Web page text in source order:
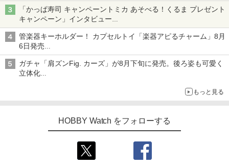
「かっぱ寿司 キャンペーントミカ あそべる！くるま プレゼント
キャンペーン」インタビュー
子どもが楽しめるかっぱ寿司ならではの体験とコラボの楽しさを
追求
管楽器キーホルダー！ カプセルトイ「楽器アピるチャーム」8月
6日発売
チューバ、テナサクなど5種各3色
ガチャ「肩ズンFig. カーズ」が8月下旬に発売。後ろ姿も可愛く
立体化
もっと見る
HOBBY Watch をフォローする